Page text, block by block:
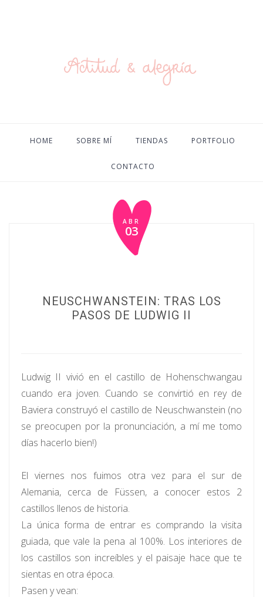
HOME SOBRE MÍ TIENDAS PORTFOLIO
CONTACTO
ABR
03
NEUSCHWANSTEIN: TRAS LOS
PASOS DE LUDWIG II
Ludwig II vivió en el castillo de Hohenschwangau
cuando era joven. Cuando se convirtió en rey de
Baviera construyó el castillo de Neuschwanstein (no
se preocupen por la pronunciación, a mí me tomo
días hacerlo bien!)
El viernes nos fuimos otra vez para el sur de
Alemania, cerca de Füssen, a conocer estos 2
castillos llenos de historia.
La única forma de entrar es comprando la visita
guiada, que vale la pena al 100%. Los interiores de
los castillos son increíbles y el paisaje hace que te
sientas en otra época.
Pasen y vean: